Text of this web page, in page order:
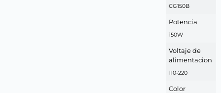
CG150B
Potencia
150W
Voltaje de
alimentacion
110-220
Color